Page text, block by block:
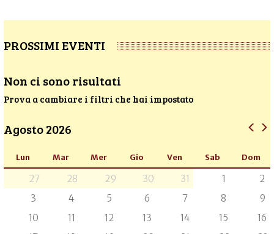
PROSSIMI EVENTI
Non ci sono risultati
Prova a cambiare i filtri che hai impostato
Agosto 2026
Lun Mar Mer Gio Ven Sab Dom
27 28 29 30 31 1
2
3
4 5 6 7 8
9
10
11 12 13 14 15
16